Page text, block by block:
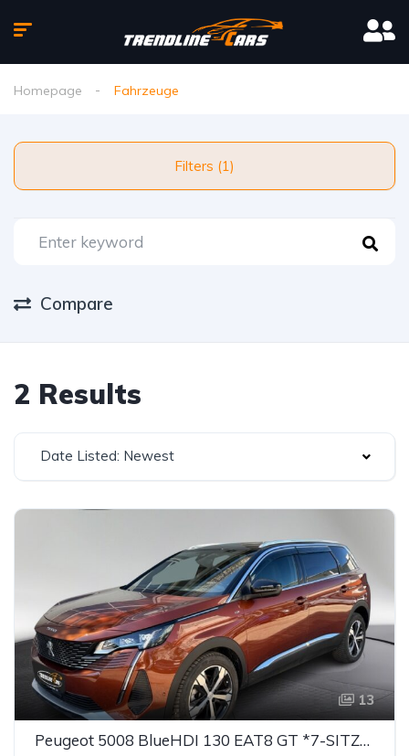
Homepage Fahrzeuge
Filters (1)
Compare
2 Results
Date Listed: Newest
13
Peugeot 5008 BlueHDI 130 EAT8 GT *7-SITZER*